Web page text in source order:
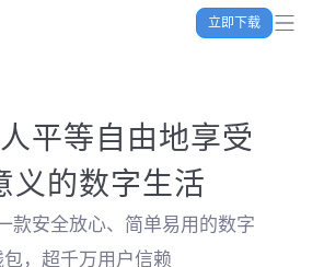
立即下载
合TRX空投大礼包
平等自由地享受
义的数字生活
款安全放心、简单易用的数字
包，超千万用户信赖